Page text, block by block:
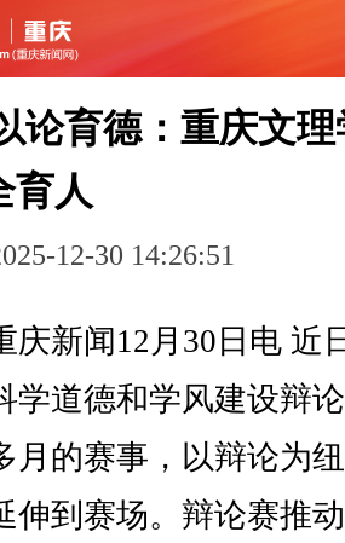
论育德：重庆文
育人
12-30 14:26:51
新闻12月30日电 近
学道德和学风建设辩
月的赛事，以辩论为
伸到赛场。辩论赛推